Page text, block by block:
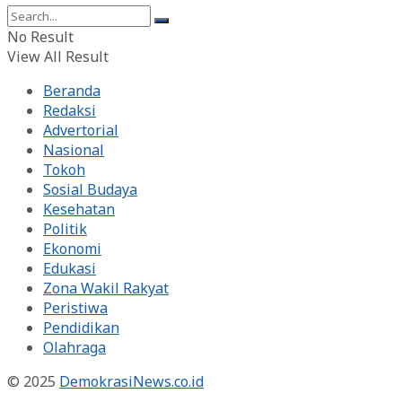
No Result
View All Result
Beranda
Redaksi
Advertorial
Nasional
Tokoh
Sosial Budaya
Kesehatan
Politik
Ekonomi
Edukasi
Zona Wakil Rakyat
Peristiwa
Pendidikan
Olahraga
© 2025 DemokrasiNews.co.id